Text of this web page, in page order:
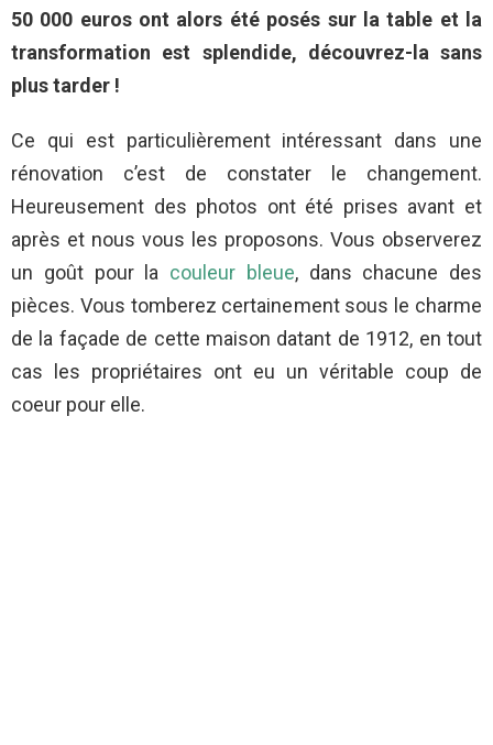
50 000 euros ont alors été posés sur la table et la
transformation est splendide, découvrez-la sans
plus tarder !
Ce qui est particulièrement intéressant dans une
rénovation c’est de constater le changement.
Heureusement des photos ont été prises avant et
après et nous vous les proposons. Vous observerez
un goût pour la couleur bleue, dans chacune des
pièces. Vous tomberez certainement sous le charme
de la façade de cette maison datant de 1912, en tout
cas les propriétaires ont eu un véritable coup de
coeur pour elle.